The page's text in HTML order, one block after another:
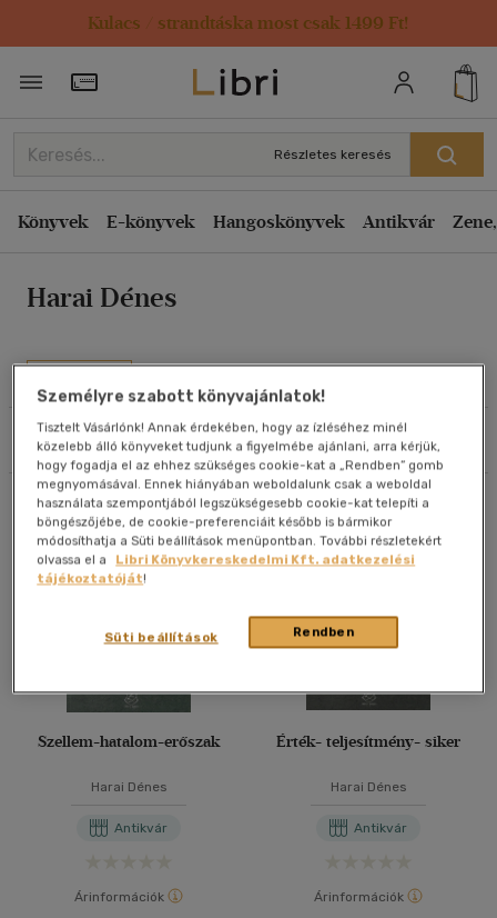
Kulacs / strandtáska most csak 1499 Ft!
Törzsvásárlói Kártya adatai
Részletes keresés
Könyvek E-könyvek Hangoskönyvek Antikvár
Harai Dénes
Művei
Szűrés Rendezés
Rendezés
Kiadás éve szerint csökkenő
Ár szerint csökkenő
Eladott darabszám szerint csökkenő
Cím szerint A-Z
Szerző szerint A-Z
Megjelenítés
20 db / oldal
40 db / oldal
Alkalmaz
Összesen3db
Szellem-hatalom-erőszak
Harai Dénes
Antikvár
Árinformációk
Érték- teljesítmény- siker
Harai Dénes
Antikvár
Árinformációk
Személyre szabott könyvajánlatok!
Tisztelt Vásárlónk! Annak érdekében, hogy az ízléséhez minél
közelebb álló könyveket tudjunk a figyelmébe ajánlani, arra kérjük,
hogy fogadja el az ehhez szükséges cookie-kat a „Rendben” gomb
megnyomásával. Ennek hiányában weboldalunk csak a weboldal
használata szempontjából legszükségesebb cookie-kat telepíti a
böngészőjébe, de cookie-preferenciáit később is bármikor
módosíthatja a Süti beállítások menüpontban. További részletekért
olvassa el a
Libri Könyvkereskedelmi Kft. adatkezelési
tájékoztatóját!
Rendben
Süti beállítások